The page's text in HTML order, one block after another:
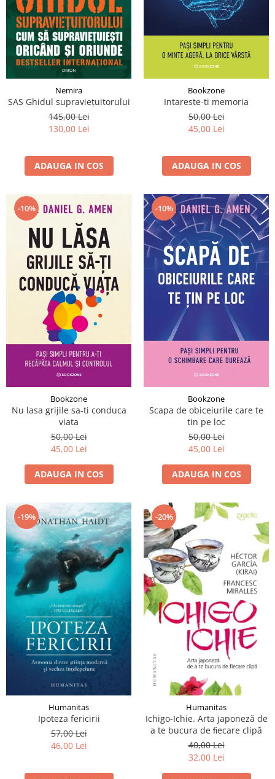
Manuale și Dicționare
Medicină și Sănătate
Practic. Casă și Grădina
Psihologie
Religie
Spiritualitate
Știință și Tehnologie
Științe Sociale si Umaniste
Nemira
SAS Ghidul supraviețuitorului
145,00 Lei
130,00 Lei
ADAUGA IN COS
Bookzone
Intareste-ti memoria
50,00 Lei
45,00 Lei
ADAUGA IN COS
-10%
Bookzone
Nu lasa grijile sa-ti conduca
viata
50,00 Lei
45,00 Lei
ADAUGA IN COS
-10%
Bookzone
Scapa de obiceiurile care te
tin pe loc
50,00 Lei
45,00 Lei
ADAUGA IN COS
-19%
Humanitas
Ipoteza fericirii
57,00 Lei
46,00 Lei
-20%
Humanitas
Ichigo-Ichie. Arta japoneză de
a te bucura de ﬁecare clipă
40,00 Lei
32,00 Lei